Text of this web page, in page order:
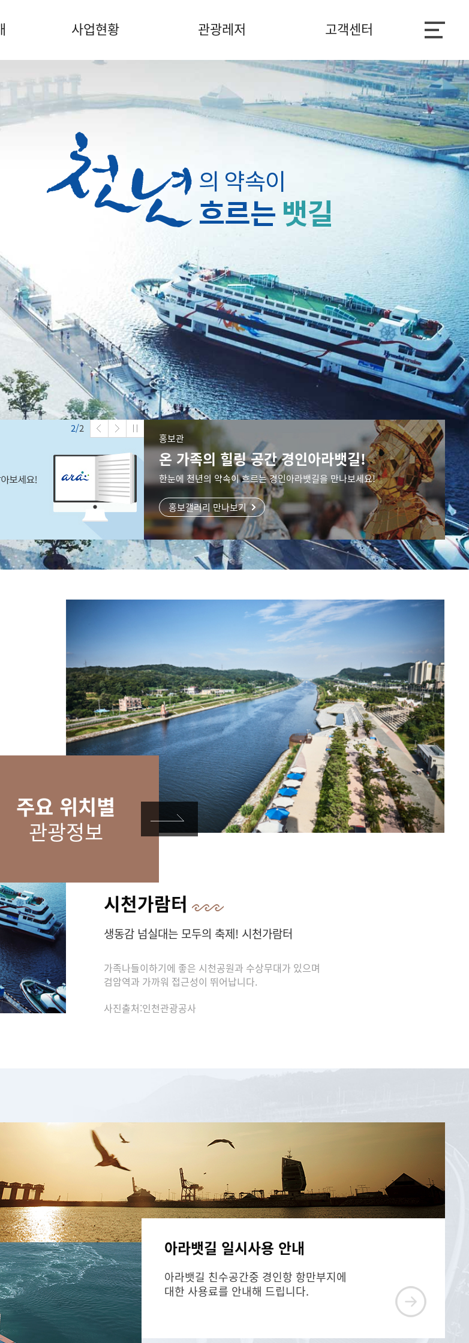
사업현황 관광레저 고객센터
1/2
홍보관
온 가족의 힐링 공간 경인아라뱃길!
한눈에 천년의 약속이 흐르는 경인아라뱃길을 만나보세요!
홍보갤러리 만나보기
주요 위치별
관광정보
시천가람터
생동감 넘실대는 모두의 축제! 시천가람터
가족나들이하기에 좋은 시천공원과 수상무대가 있으며
검암역과 가까워 접근성이 뛰어납니다.
사진출처:인천관광공사
아라뱃길 일시사용 안내
아라뱃길 친수공간중 경인항 항만부지에
대한 사용료를 안내해 드립니다.